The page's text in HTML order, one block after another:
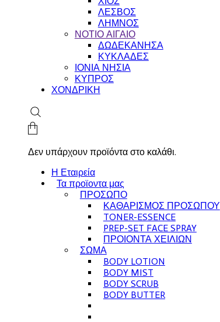
ΛΕΣΒΟΣ
ΛΗΜΝΟΣ
ΝΟΤΙΟ ΑΙΓΑΙΟ
ΔΩΔΕΚΑΝΗΣΑ
ΚΥΚΛΑΔΕΣ
ΙΟΝΙΑ ΝΗΣΙΑ
ΚΥΠΡΟΣ
ΧΟΝΔΡΙΚΗ
Δεν υπάρχουν προϊόντα στο καλάθι.
Η Εταιρεία
Τα προϊοντα μας
ΠΡΟΣΩΠΟ
ΚΑΘΑΡΙΣΜΟΣ ΠΡΟΣΩΠΟΥ
TONER-ESSENCE
PREP-SET FACE SPRAY
ΠΡΟΙΟΝΤΑ ΧΕΙΛΙΩΝ
ΣΩΜΑ
BODY LOTION
BODY MIST
BODY SCRUB
BODY BUTTER